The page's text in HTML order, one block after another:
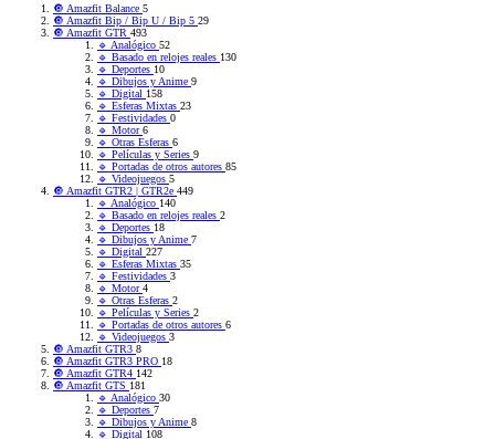
🔘 Amazfit Balance 5
🔘 Amazfit Bip / Bip U / Bip 5 29
🔘 Amazfit GTR 493
🔹 Analógico 52
🔹 Basado en relojes reales 130
🔹 Deportes 10
🔹 Dibujos y Anime 9
🔹 Digital 158
🔹 Esferas Mixtas 23
🔹 Festividades 0
🔹 Motor6
🔹 Otras Esferas 6
🔹 Películas y Series 9
🔹 Portadas de otros autores 85
🔹 Videojuegos 5
🔘 Amazfit GTR2 | GTR2e 449
🔹 Analógico 140
🔹 Basado en relojes reales 2
🔹 Deportes 18
🔹 Dibujos y Anime 7
🔹 Digital 227
🔹 Esferas Mixtas 35
🔹 Festividades 3
🔹 Motor4
🔹 Otras Esferas 2
🔹 Películas y Series 2
🔹 Portadas de otros autores 6
🔹 Videojuegos 3
🔘 Amazfit GTR3 8
🔘 Amazfit GTR3 PRO 18
🔘 Amazfit GTR4 142
🔘 Amazfit GTS 181
🔹 Analógico 30
🔹 Deportes 7
🔹 Dibujos y Anime 8
🔹 Digital 108